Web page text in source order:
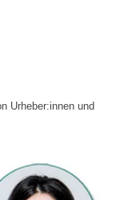
Urheber:innen und